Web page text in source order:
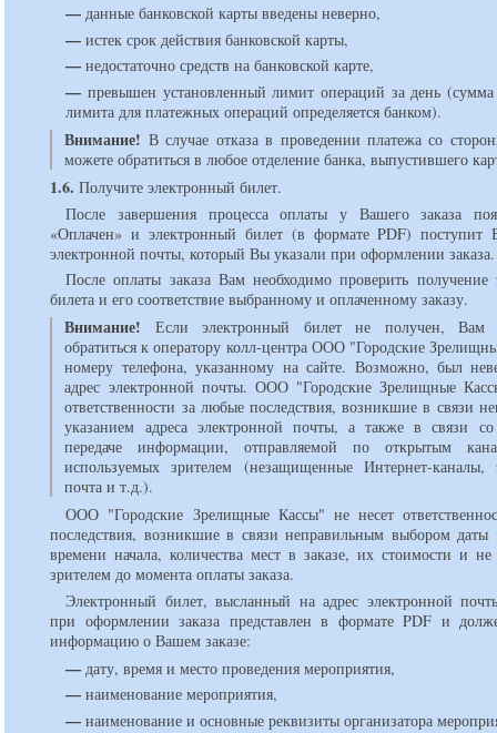
— данные банковской карты введены неверно,
— истек срок действия банковской карты,
— недостаточно средств на банковской карте,
— превышен установленный лимит операций за день (сумма
лимита для платежных операций определяется банком).
Внимание! В случае отказа в проведении платежа со
можете обратиться в любое отделение банка, выпустившего
1.6. Получите электронный билет.
После завершения процесса оплаты у Вашего заказа
«Оплачен» и электронный билет (в формате PDF) поступит
электронной почты, который Вы указали при оформлении заказа.
После оплаты заказа Вам необходимо проверить получение
билета и его соответствие выбранному и оплаченному заказу.
Внимание! Если электронный билет не получен, Вам
обратиться к оператору колл-центра ООО "Городские
номеру телефона, указанному на сайте. Возможно, был
адрес электронной почты. ООО "Городские Зрелищные
ответственности за любые последствия, возникшие в связи
указанием адреса электронной почты, а также в связи
передаче информации, отправляемой по открытым
используемых зрителем (незащищенные Интернет-каналы,
почта и т.д.).
ООО "Городские Зрелищные Кассы" не несет
последствия, возникшие в связи неправильным выбором даты
времени начала, количества мест в заказе, их стоимости и
зрителем до момента оплаты заказа.
Электронный билет, высланный на адрес электронной
при оформлении заказа представлен в формате PDF и
информацию о Вашем заказе:
— дату, время и место проведения мероприятия,
— наименование мероприятия,
— наименование и основные реквизиты организатора